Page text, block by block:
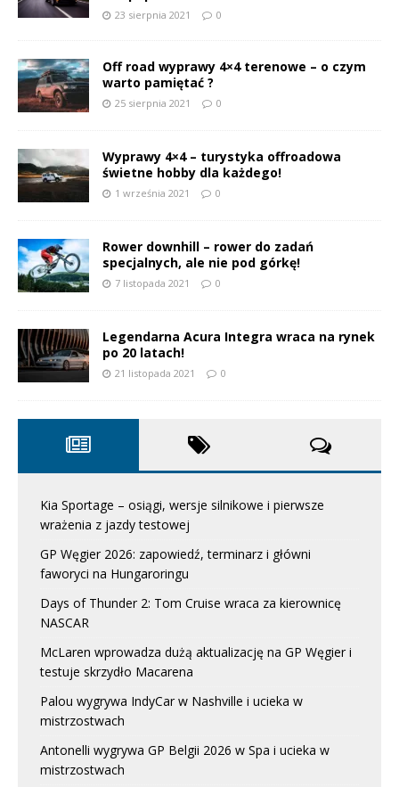
23 sierpnia 2021 0
Off road wyprawy 4×4 terenowe – o czym
warto pamiętać ?
25 sierpnia 2021 0
Wyprawy 4×4 – turystyka offroadowa
świetne hobby dla każdego!
1 września 2021 0
Rower downhill – rower do zadań
specjalnych, ale nie pod górkę!
7 listopada 2021 0
Legendarna Acura Integra wraca na rynek
po 20 latach!
21 listopada 2021 0
Kia Sportage – osiągi, wersje silnikowe i pierwsze
wrażenia z jazdy testowej
GP Węgier 2026: zapowiedź, terminarz i główni
faworyci na Hungaroringu
Days of Thunder 2: Tom Cruise wraca za kierownicę
NASCAR
McLaren wprowadza dużą aktualizację na GP Węgier i
testuje skrzydło Macarena
Palou wygrywa IndyCar w Nashville i ucieka w
mistrzostwach
Antonelli wygrywa GP Belgii 2026 w Spa i ucieka w
mistrzostwach